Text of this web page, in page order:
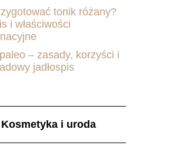
tonik różany?
i właściwości
– zasady, korzyści i
jadłospis
Kosmetyka i uroda